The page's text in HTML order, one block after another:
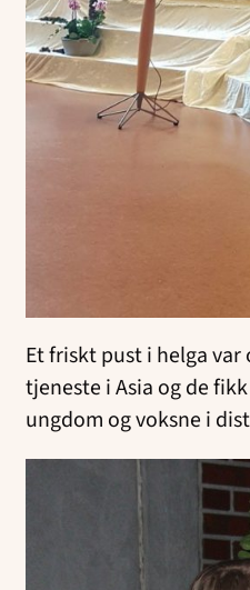
Et friskt pust i helga
tjeneste i Asia og de
ungdom og voksne i